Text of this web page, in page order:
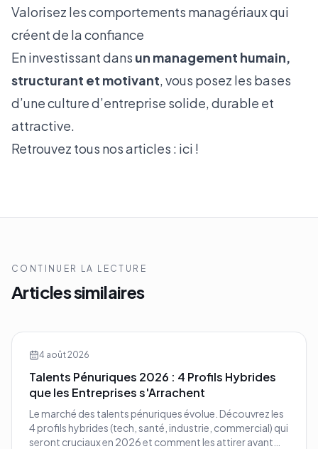
Valorisez les comportements managériaux qui
créent de la confiance
En investissant dans un management humain,
structurant et motivant, vous posez les bases
d’une culture d’entreprise solide, durable et
attractive.
Retrouvez tous nos articles : ici !
CONTINUER LA LECTURE
Articles similaires
4 août 2026
Talents Pénuriques 2026 : 4 Profils Hybrides
que les Entreprises s'Arrachent
Le marché des talents pénuriques évolue. Découvrez les
4 profils hybrides (tech, santé, industrie, commercial) qui
seront cruciaux en 2026 et comment les attirer avant